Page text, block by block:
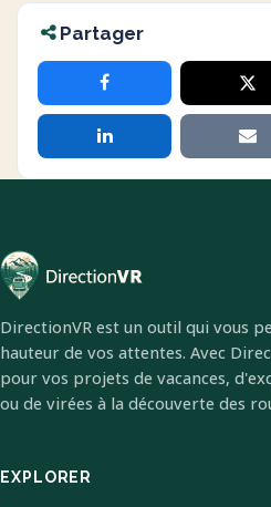
Partager
DirectionVR est un outil qui vous
hauteur de vos attentes. Avec
pour vos projets de vacances,
ou de virées à la découverte des
EXPLORER